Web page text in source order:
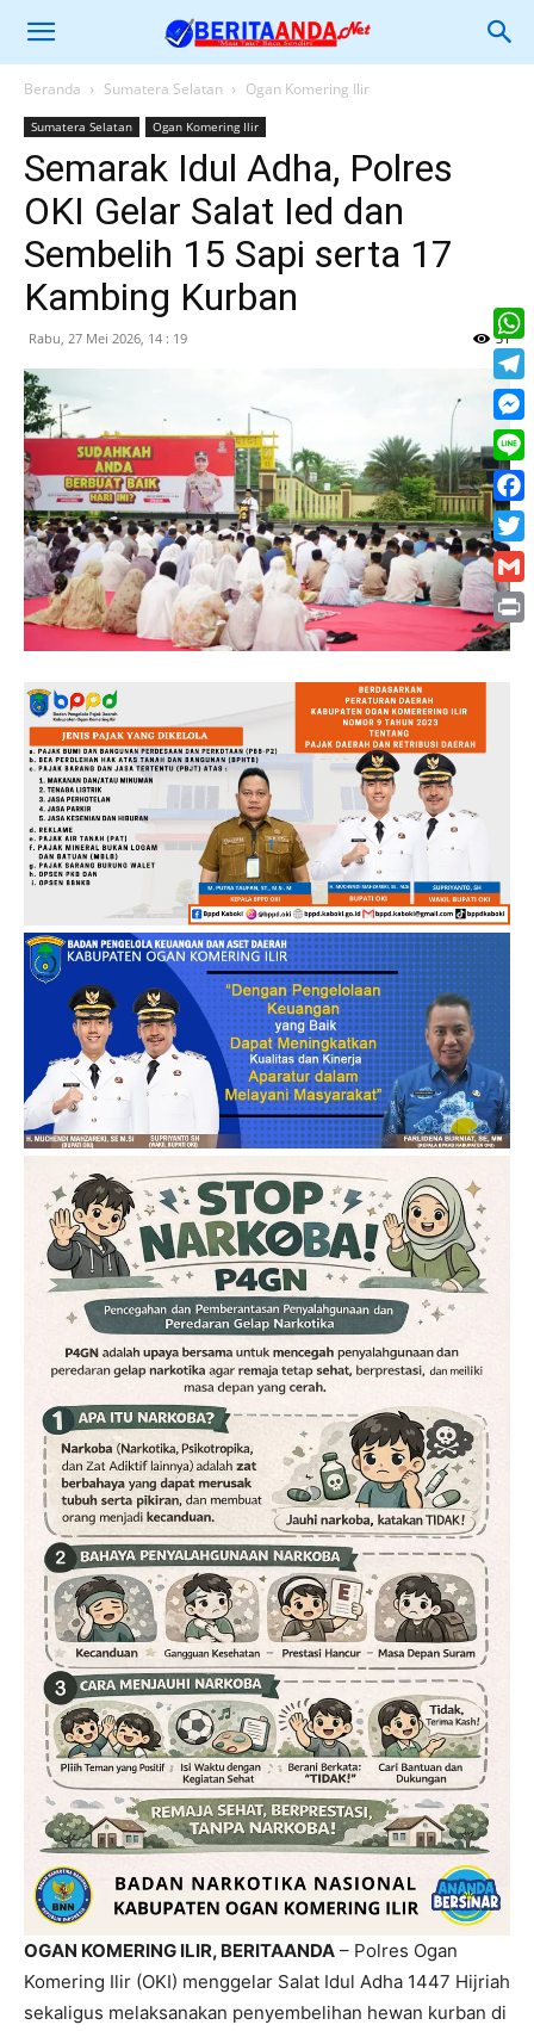
Beranda Sumatera Selatan Ogan Komering Ilir
Sumatera Selatan Ogan Komering Ilir
Semarak Idul Adha, Polres
OKI Gelar Salat Ied dan
Sembelih 15 Sapi serta 17
Kambing Kurban
Rabu, 27 Mei 2026, 14 : 19 31
OGAN KOMERING ILIR, BERITAANDA – Polres Ogan
Komering Ilir (OKI) menggelar Salat Idul Adha 1447 Hijriah
sekaligus melaksanakan penyembelihan hewan kurban di
Line
Print